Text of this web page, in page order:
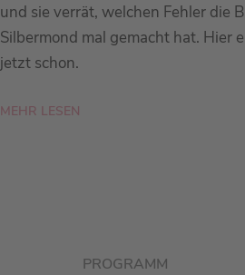
und sie verrät, welchen Fehler die
Silbermond mal gemacht hat. Hier
jetzt schon.
MEHR LESEN
PROGRAMM